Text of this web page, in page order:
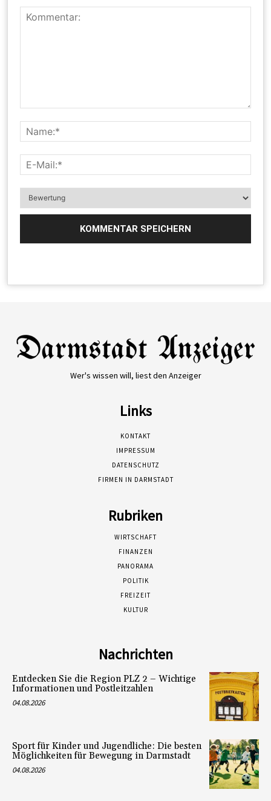
Wer's wissen will, liest den Anzeiger
Links
KONTAKT
IMPRESSUM
DATENSCHUTZ
FIRMEN IN DARMSTADT
Rubriken
WIRTSCHAFT
FINANZEN
PANORAMA
POLITIK
FREIZEIT
KULTUR
Nachrichten
Entdecken Sie die Region PLZ 2 – Wichtige
Informationen und Postleitzahlen
04.08.2026
Sport für Kinder und Jugendliche: Die besten
Möglichkeiten für Bewegung in Darmstadt
04.08.2026